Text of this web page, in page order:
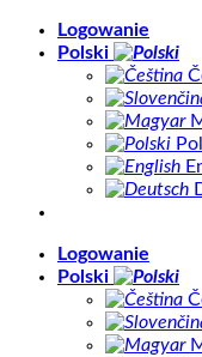
Skip
Logowanie
Polski
Logowanie
Polski